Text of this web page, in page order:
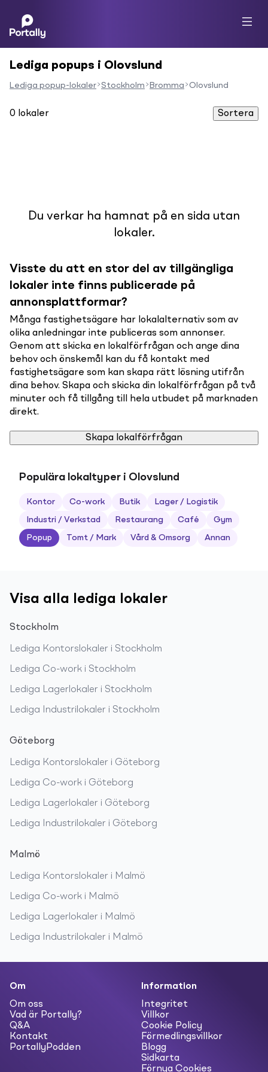
Lediga popups i Olovslund
Lediga popup-lokaler Stockholm Bromma Olovslund
0 lokaler Sortera
Du verkar ha hamnat på en sida utan
lokaler.
Visste du att en stor del av tillgängliga
lokaler inte finns publicerade på
annonsplattformar?
Många fastighetsägare har lokalalternativ som av
olika anledningar inte publiceras som annonser.
Genom att skicka en lokalförfrågan och ange dina
behov och önskemål kan du få kontakt med
fastighetsägare som kan skapa rätt lösning utifrån
dina behov. Skapa och skicka din lokalförfrågan på två
minuter och få tillgång till hela utbudet på marknaden
direkt.
Skapa lokalförfrågan
Populära lokaltyper i Olovslund
Kontor Co-work Butik Lager / Logistik
Industri / Verkstad Restaurang Café Gym
Popup Tomt / Mark Vård & Omsorg Annan
Visa alla lediga lokaler
Stockholm
Lediga Kontorslokaler i Stockholm
Lediga Co-work i Stockholm
Lediga Lagerlokaler i Stockholm
Lediga Industrilokaler i Stockholm
Göteborg
Lediga Kontorslokaler i Göteborg
Lediga Co-work i Göteborg
Lediga Lagerlokaler i Göteborg
Lediga Industrilokaler i Göteborg
Malmö
Lediga Kontorslokaler i Malmö
Lediga Co-work i Malmö
Lediga Lagerlokaler i Malmö
Lediga Industrilokaler i Malmö
Om
Om oss
Vad är Portally?
Q&A
Kontakt
PortallyPodden
Information
Integritet
Villkor
Cookie Policy
Förmedlingsvillkor
Blogg
Sidkarta
Förnya Cookies